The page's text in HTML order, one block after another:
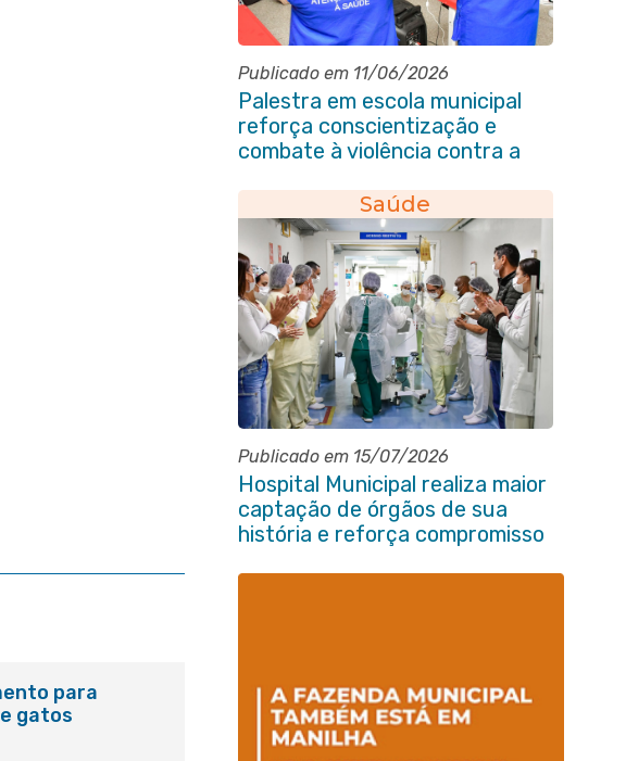
Publicado em 11/06/2026
Palestra em escola municipal
reforça conscientização e
combate à violência contra a
Saúde
Publicado em 15/07/2026
Hospital Municipal realiza maior
captação de órgãos de sua
história e reforça compromisso
para
gatos